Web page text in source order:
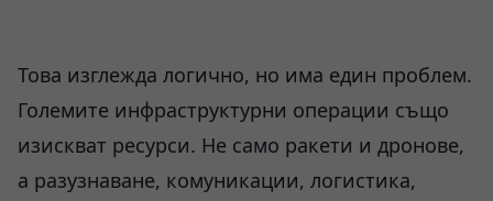
Това изглежда логично, но има един проблем.
Големите инфраструктурни операции също
изискват ресурси. Не само ракети и дронове,
а разузнаване, комуникации, логистика,